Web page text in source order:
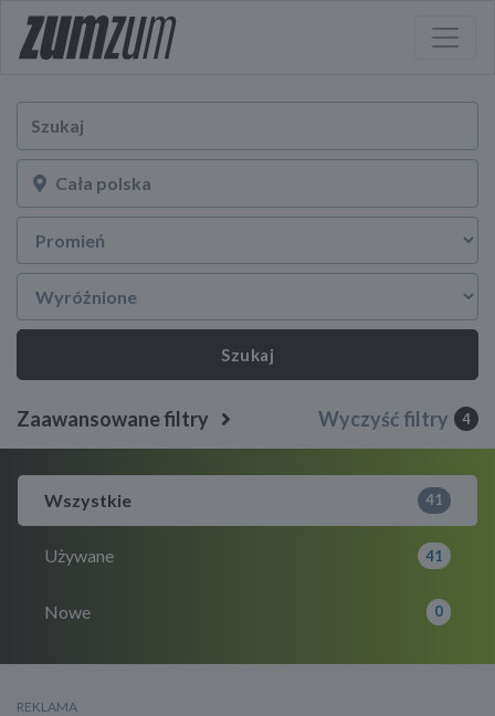
Szukaj
Zaawansowane filtry Wyczyść filtry 4
Wszystkie 41
Używane 41
Nowe 0
REKLAMA